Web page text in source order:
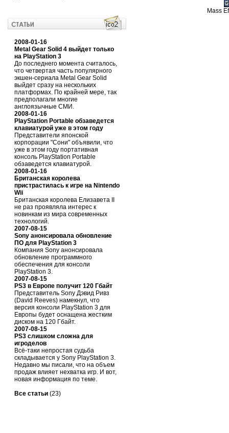
2008-01-16
Metal Gear Solid 4 выйдет только
на PlayStation 3
До последнего момента считалось,
что четвертая часть популярного
экшен-сериала Metal Gear Solid
выйдет сразу на нескольких
платформах. По крайней мере, так
предполагали многие
англоязычные СМИ.
2008-01-16
PlayStation Portable обзаведется
клавиатурой уже в этом году
Представители японской
корпорации "Сони" объявили, что
уже в этом году портативная
консоль PlayStation Portable
обзаведется клавиатурой.
2008-01-16
Британская королева
пристрастилась к игре на Nintendo
Wii
Британская королева Елизавета II
не раз проявляла интерес к
новинкам из мира современных
технологий.
2007-08-15
Sony анонсировала обновление
ПО для PlayStation 3
Компания Sony анонсировала
обновление программного
обеспечения для консоли
PlayStation 3.
2007-08-15
PS3 в Европе получит 120 Гбайт
Представитель Sony Дэвид Ривз
(David Reeves) намекнул, что
версия консоли PlayStation 3 для
Европы будет оснащена жестким
диском на 120 Гбайт.
2007-08-15
PS3 слишком сложна для
игроделов
Всё-таки непростая судьба
складывается у Sony PlayStation 3.
Недавно мы писали, что на объем
продаж влияет нехватка игр. И вот,
новая информация по теме.
Все статьи (23)
Mass